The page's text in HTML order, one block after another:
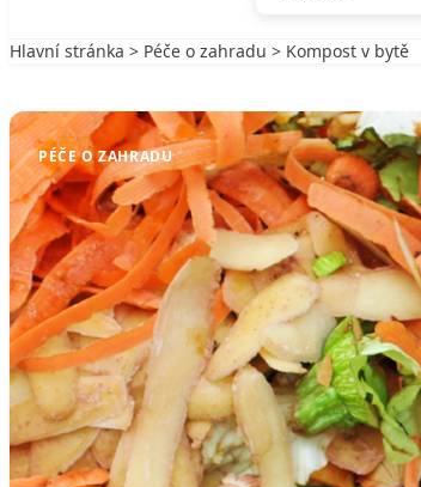
Hlavní stránka > Péče o zahradu > Kompost v bytě
PÉČE O ZAHRADU